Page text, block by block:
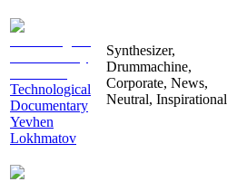
Technological
Documentary
Yevhen
Lokhmatov
Synthesizer,
Drummachine,
Corporate, News,
Neutral, Inspirational